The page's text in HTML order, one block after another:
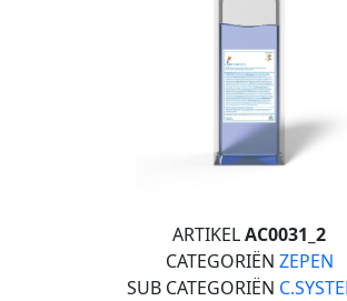
ARTIKELAC0031_2
CATEGORIËN ZEPEN
SUB CATEGORIËN